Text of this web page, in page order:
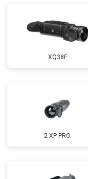
XQ38F
2 XP PRO